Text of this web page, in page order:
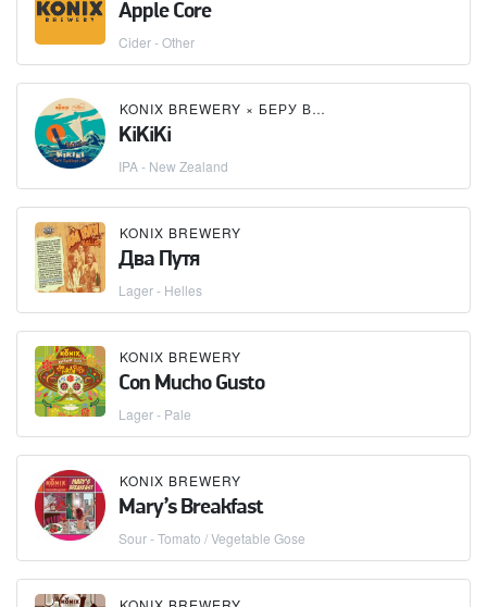
Apple Core
Cider - Other
KONIX BREWERY × БЕРУ ВЫХОДНОЙ
KiKiKi
IPA - New Zealand
KONIX BREWERY
Два Путя
Lager - Helles
KONIX BREWERY
Con Mucho Gusto
Lager - Pale
KONIX BREWERY
Mary’s Breakfast
Sour - Tomato / Vegetable Gose